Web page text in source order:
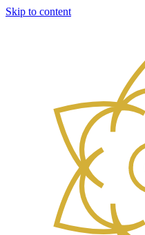
Skip to content